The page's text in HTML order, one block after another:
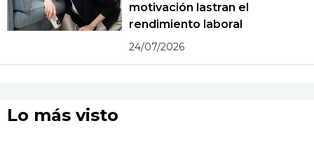
motivación lastran el
rendimiento laboral
24/07/2026
Lo más visto